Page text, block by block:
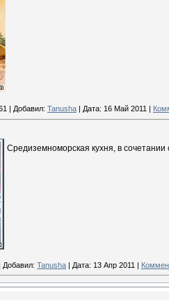
Добавил: Tanusha Дата: 16 Май 2011
Средиземноморская кухня, в
Добавил: Tanusha | Дата: 13 Апр 2011 |